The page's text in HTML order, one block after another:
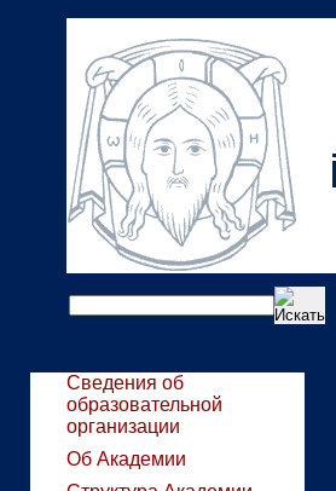
Сведения об
образовательной
организации
Об Академии